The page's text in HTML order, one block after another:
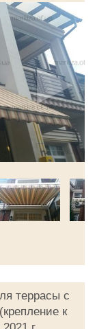
►
террасы с
к